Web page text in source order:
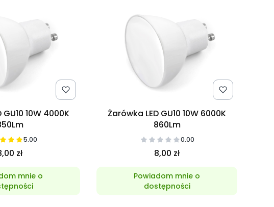
10W 4000K
5.00
zł
mnie o
Żarówka LED GU10 10W 6000K
860Lm
0.00
8,00 zł
Powiadom mnie o
dostępności